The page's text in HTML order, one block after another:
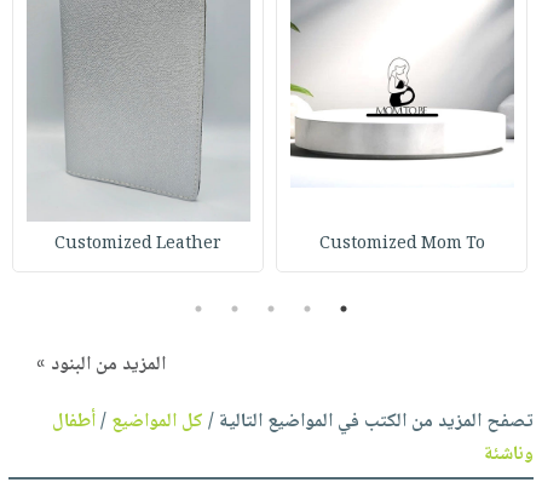
Customized Mom To
Customized Leather
1
2
3
4
5
المزيد من البنود »
تصفح المزيد من الكتب في المواضيع التالية /كل المواضيع/أطفال
وناشئة